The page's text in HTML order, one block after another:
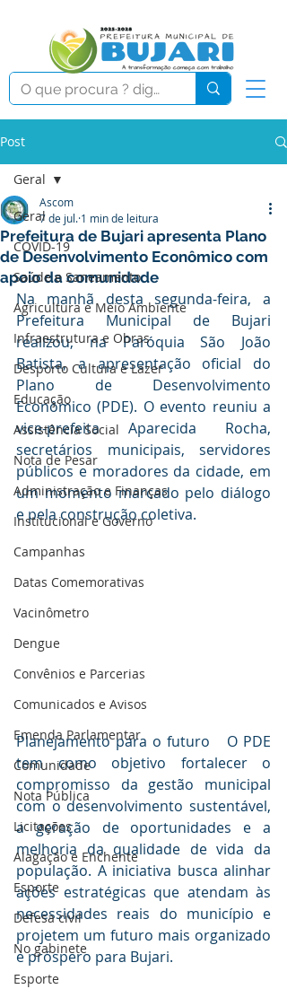
Post
Geral
COVID-19
Saúde e Saneamento
Agricultura e Meio Ambiente
Infraestrutura e Obras
Desporto Cultura e Lazer
Educação
Assistência Social
Nota de Pesar
Administração e Finanças
Institucional e Governo
Campanhas
Datas Comemorativas
Vacinômetro
Dengue
Convênios e Parcerias
Comunicados e Avisos
Emenda Parlamentar
Comunidade
Nota Pública
Licitações
Alagação e Enchente
Esporte
Defesa civil
No gabinete
Esporte
Geral
Prefeitura de Bujari apresenta Plano
de Desenvolvimento Econômico com
apoio da comunidade
Ascom
7 de jul. 1 min de leitura
Na manhã desta segunda-feira, a
Prefeitura Municipal de Bujari
realizou, na Paróquia São João
Batista, a apresentação oficial do
Plano de Desenvolvimento
Econômico (PDE). O evento reuniu a
vice-prefeita Aparecida Rocha,
secretários municipais, servidores
públicos e moradores da cidade, em
um momento marcado pelo diálogo
e pela construção coletiva.
Planejamento para o futuro   O PDE
tem como objetivo fortalecer o
compromisso da gestão municipal
com o desenvolvimento sustentável,
a geração de oportunidades e a
melhoria da qualidade de vida da
população. A iniciativa busca alinhar
ações estratégicas que atendam às
necessidades reais do município e
projetem um futuro mais organizado
e próspero para Bujari.